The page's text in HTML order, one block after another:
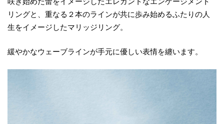
リングと、重なる２本のラインが共に歩み始めるふたりの人
生をイメージしたマリッジリング。
緩やかなウェーブラインが手元に優しい表情を纏います。